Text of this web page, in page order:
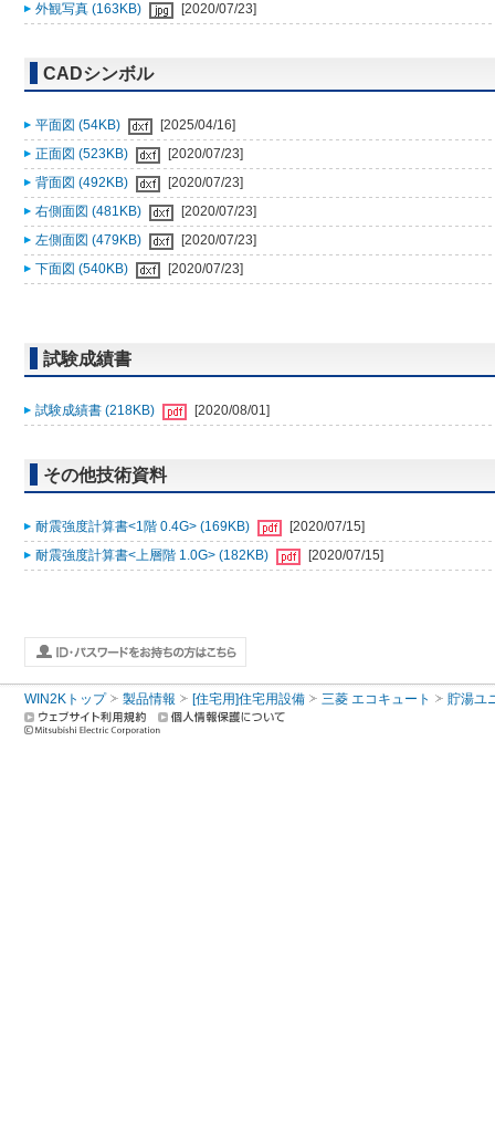
外観写真 (163KB) [2020/07/23]
CADシンボル
平面図 (54KB)
[2025/04/16]
正面図 (523KB)
[2020/07/23]
背面図 (492KB)
[2020/07/23]
右側面図 (481KB)
[2020/07/23]
左側面図 (479KB)
[2020/07/23]
下面図 (540KB)
[2020/07/23]
試験成績書
試験成績書 (218KB) [2020/08/01]
その他技術資料
耐震強度計算書<1階 0.4G> (169KB)
[2020/07/15]
耐震強度計算書<上層階 1.0G> (182KB)
[2020/07/15]
WIN2Kトップ 製品情報 [住宅用]住宅用設備 三菱 エコキュート 貯湯ユ